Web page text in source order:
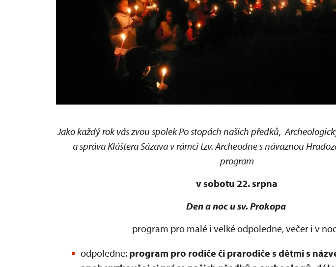
Jako každý rok vás zvou spolek Po stopách našich předků,
a správa Kláštera Sázava v rámci tzv. Archeodne s návaznou
program
v sobotu 22. srpna
Den a noc u sv. Prokopa
program pro malé i velké odpoledne, večer i v
odpoledne: program pro rodiče či prarodiče s dětmi s